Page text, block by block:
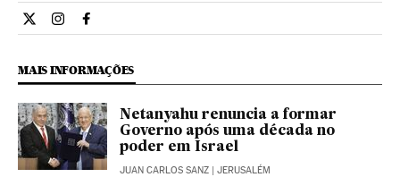
Internacional El País Brasil en Twitter
Internacional El País Brasil en Instagram
Internacional El País Brasil en Facebook
MAIS INFORMAÇÕES
Netanyahu renuncia a formar
Governo após uma década no
poder em Israel
JUAN CARLOS SANZ | JERUSALÉM